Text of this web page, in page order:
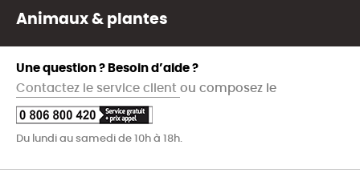
Animaux & plantes
Une question ? Besoin d’aide ?
Contactez le service client ou composez le
Du lundi au samedi de 10h à 18h.